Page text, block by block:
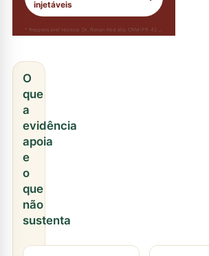
injetáveis
O
que
a
evidência
apoia
e
o
que
não
sustenta